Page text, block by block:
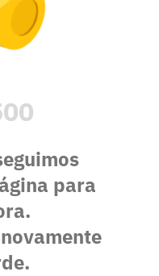
para